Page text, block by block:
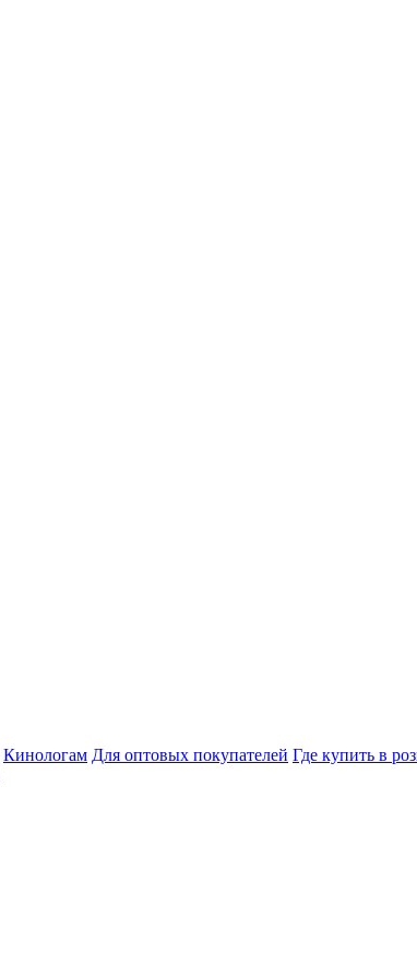
Кинологам Для оптовых покупателей Где купить в